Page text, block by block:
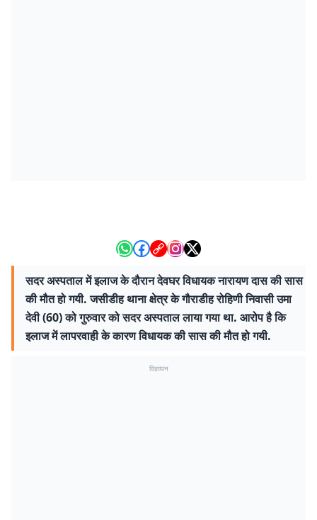
सदर अस्पताल में इलाज के दौरान देवघर विधायक नारायण दास की सास
की मौत हो गयी. जसीडीह थाना क्षेत्र के गौराडीह रोहिणी निवासी उमा
देवी (60) को गुरुवार को सदर अस्पताल लाया गया था. आरोप है कि
इलाज में लापरवाही के कारण विधायक की सास की मौत हो गयी.
विज्ञापन